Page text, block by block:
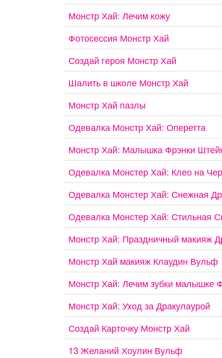
Монстр Хай: Лечим кожу
Фотосессия Монстр Хай
Создай героя Монстр Хай
Шалить в школе Монстр Хай
Монстр Хай пазлы
Одевалка Монстр Хай: Оперетта
Монстр Хай: Малышка Фрэнки
Одевалка Монстер Хай: Клео на
Одевалка Монстер Хай: Снежная
Одевалка Монстер Хай: Стильная
Монстр Хай: Праздничный макияж
Монстр Хай макияж Клаудин Вульф
Монстр Хай: Лечим зубки малышке
Монстр Хай: Уход за Дракулаурой
Создай Карточку Монстр Хай
13 Желаний Хоулин Вульф